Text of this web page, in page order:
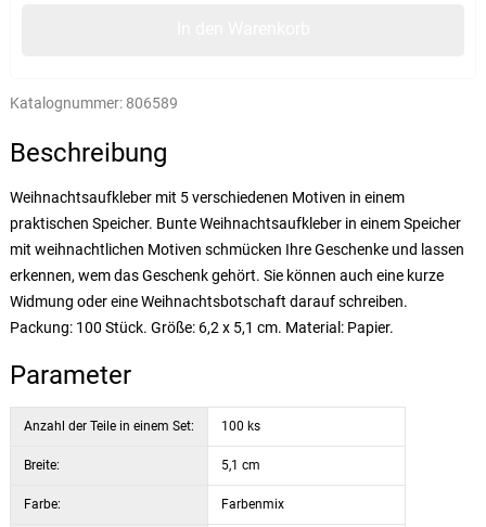
Katalognummer: 806589
Beschreibung
Weihnachtsaufkleber mit 5 verschiedenen Motiven in einem
praktischen Speicher. Bunte Weihnachtsaufkleber in einem Speicher
mit weihnachtlichen Motiven schmücken Ihre Geschenke und lassen
erkennen, wem das Geschenk gehört. Sie können auch eine kurze
Widmung oder eine Weihnachtsbotschaft darauf schreiben.
Packung: 100 Stück. Größe: 6,2 x 5,1 cm. Material: Papier.
Parameter
Anzahl der Teile in einem Set: 100 ks
Breite: 5,1 cm
Farbe: Farbenmix